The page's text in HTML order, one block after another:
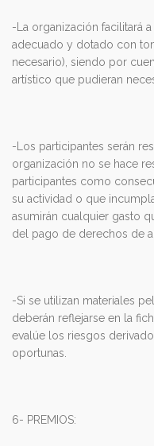
-La organización facilitará
adecuado y dotado con
necesario), siendo por
artístico que pudieran
-Los participantes serán
organización no se hace
participantes como
su actividad o que
asumirán cualquier gasto
del pago de derechos de
-Si se utilizan materiales
deberán reflejarse en la
evalúe los riesgos
oportunas.
6- PREMIOS: